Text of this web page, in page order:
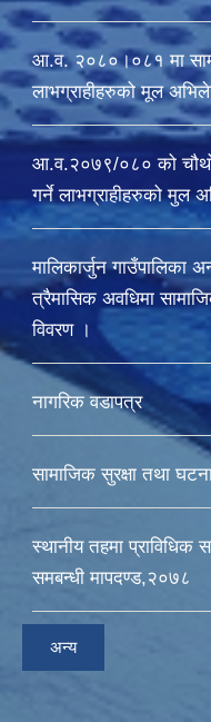
आ.व. २०८०।०८१ मा
लाभग्राहीहरुको मूल
आ.व.२०७९/०८० को चौथो
गर्ने लाभग्राहीहरुको मुल
मालिकार्जुन
त्रैमासिक अवधिमा
विवरण ।
नागरिक वडापत्र
सामाजिक सुरक्षा तथा
स्थानीय तहमा प्राविधिक
समबन्धी मापदण्ड,२०७८
अन्य